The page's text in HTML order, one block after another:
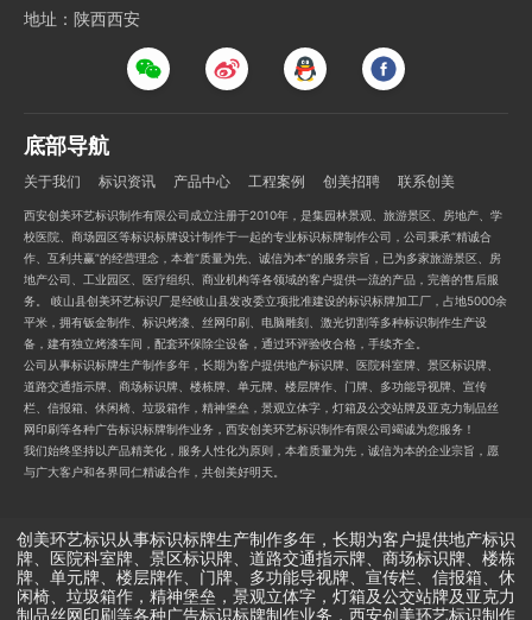
地址：陕西西安
底部导航
关于我们 标识资讯 产品中心 工程案例 创美招聘 联系创美
西安创美环艺标识制作有限公司成立注册于2010年，是集园林景观、旅游景区、房地产、学
校医院、商场园区等标识标牌设计制作于一起的专业标识标牌制作公司，公司秉承“精诚合
作、互利共赢”的经营理念，本着“质量为先、诚信为本”的服务宗旨，已为多家旅游景区、房
地产公司、工业园区、医疗组织、商业机构等各领域的客户提供一流的产品，完善的售后服
务。 岐山县创美环艺标识厂是经岐山县发改委立项批准建设的标识标牌加工厂，占地5000余
平米，拥有钣金制作、标识烤漆、丝网印刷、电脑雕刻、激光切割等多种标识制作生产设
备，建有独立烤漆车间，配套环保除尘设备，通过环评验收合格，手续齐全。
公司从事标识标牌生产制作多年，长期为客户提供地产标识牌、医院科室牌、景区标识牌、
道路交通指示牌、商场标识牌、楼栋牌、单元牌、楼层牌作、门牌、多功能导视牌、宣传
栏、信报箱、休闲椅、垃圾箱作，精神堡垒，景观立体字，灯箱及公交站牌及亚克力制品丝
网印刷等各种广告标识标牌制作业务，西安创美环艺标识制作有限公司竭诚为您服务！
我们始终坚持以产品精美化，服务人性化为原则，本着质量为先，诚信为本的企业宗旨，愿
与广大客户和各界同仁精诚合作，共创美好明天。
创美环艺标识从事标识标牌生产制作多年，长期为客户提供地产标识
牌、医院科室牌、景区标识牌、道路交通指示牌、商场标识牌、楼栋
牌、单元牌、楼层牌作、门牌、多功能导视牌、宣传栏、信报箱、休
闲椅、垃圾箱作，精神堡垒，景观立体字，灯箱及公交站牌及亚克力
制品丝网印刷等各种广告标识标牌制作业务，西安创美环艺标识制作